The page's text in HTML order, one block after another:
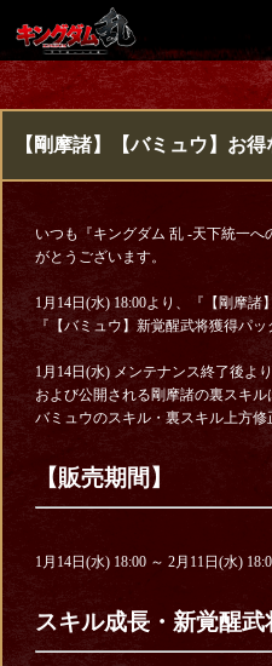
【剛摩諸】【バミュウ】お
いつも『キングダム 乱 -天下統一へ
がとうございます。
1月14日(水) 18:00より、『【剛摩諸
『【バミュウ】新覚醒武将獲得パ
1月14日(水) メンテナンス終了後よ
および公開される剛摩諸の裏スキル
バミュウのスキル・裏スキル上方修
【販売期間】
1月14日(水) 18:00 ～ 2月11日(水)
スキル成長・新覚醒